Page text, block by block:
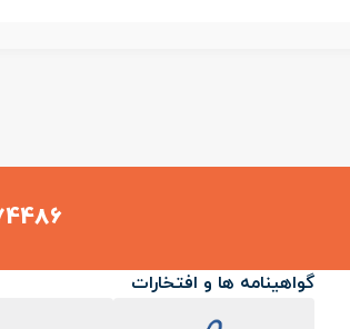
گواهینامه ها و افتخارات